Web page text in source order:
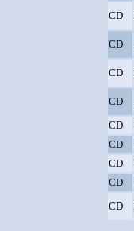
CD
CD
CD
CD
CD
CD
CD
CD
CD